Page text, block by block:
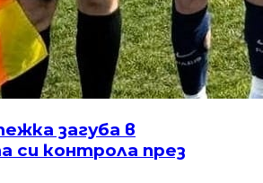
загуба в
си контрола през